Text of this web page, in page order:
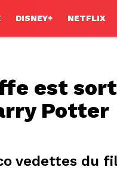
DISNEY+ NETFLIX
est
Potter
vedettes du